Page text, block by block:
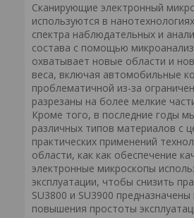
Сканирующие электронный
используются в
спектра наблюдательных и
состава с помощью
охватывает новые области и
веса, включая автомобильные
проблематичной из-за
разрезаны на более мелкие
Кроме того, в последние годы
различных типов материалов с
практических применений
области, как как обеспечение
электронные микроскопы
эксплуатации, чтобы снизить
SU3800 и SU3900
повышения простоты